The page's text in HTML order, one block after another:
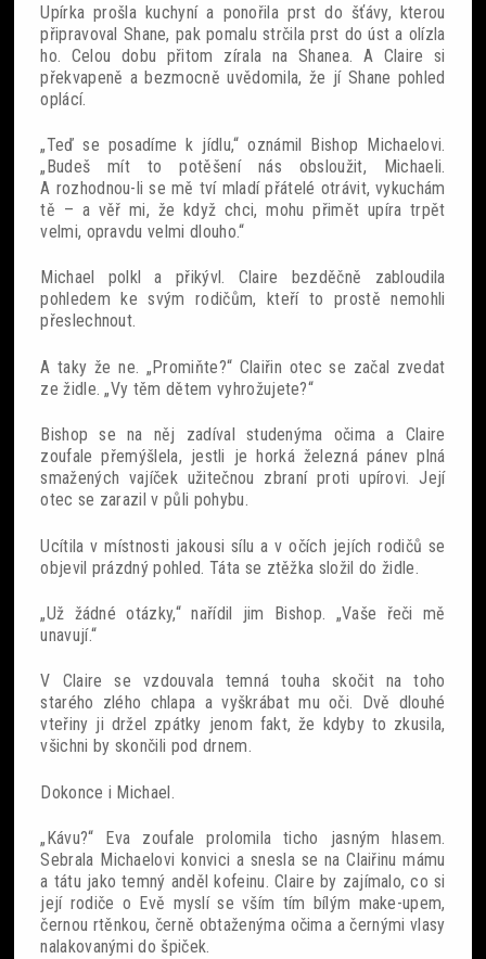
Upírka prošla kuchyní a ponořila prst do šťávy, kterou
připravoval Shane, pak pomalu strčila prst do úst a olízla
ho. Celou dobu přitom zírala na Shanea. A Claire si
překvapeně a bezmocně uvědomila, že jí Shane pohled
oplácí.
„Teď se posadíme k jídlu,“ oznámil Bishop Michaelovi.
„Budeš mít to potěšení nás obsloužit, Michaeli.
A rozhodnou-li se mě tví mladí přátelé otrávit, vykuchám
tě – a věř mi, že když chci, mohu přimět upíra trpět
velmi, opravdu velmi dlouho.“
Michael polkl a přikývl. Claire bezděčně zabloudila
pohledem ke svým rodičům, kteří to prostě nemohli
přeslechnout.
A taky že ne. „Promiňte?“ Claiřin otec se začal zvedat
ze židle. „Vy těm dětem vyhrožujete?“
Bishop se na něj zadíval studenýma očima a Claire
zoufale přemýšlela, jestli je horká železná pánev plná
smažených vajíček užitečnou zbraní proti upírovi. Její
otec se zarazil v půli pohybu.
Ucítila v místnosti jakousi sílu a v očích jejích rodičů se
objevil prázdný pohled. Táta se ztěžka složil do židle.
„Už žádné otázky,“ nařídil jim Bishop. „Vaše řeči mě
unavují.“
V Claire se vzdouvala temná touha skočit na toho
starého zlého chlapa a vyškrábat mu oči. Dvě dlouhé
vteřiny ji držel zpátky jenom fakt, že kdyby to zkusila,
všichni by skončili pod drnem.
Dokonce i Michael.
„Kávu?“ Eva zoufale prolomila ticho jasným hlasem.
Sebrala Michaelovi konvici a snesla se na Claiřinu mámu
a tátu jako temný anděl kofeinu. Claire by zajímalo, co si
její rodiče o Evě myslí se vším tím bílým make-upem,
černou rtěnkou, černě obtaženýma očima a černými vlasy
nalakovanými do špiček.